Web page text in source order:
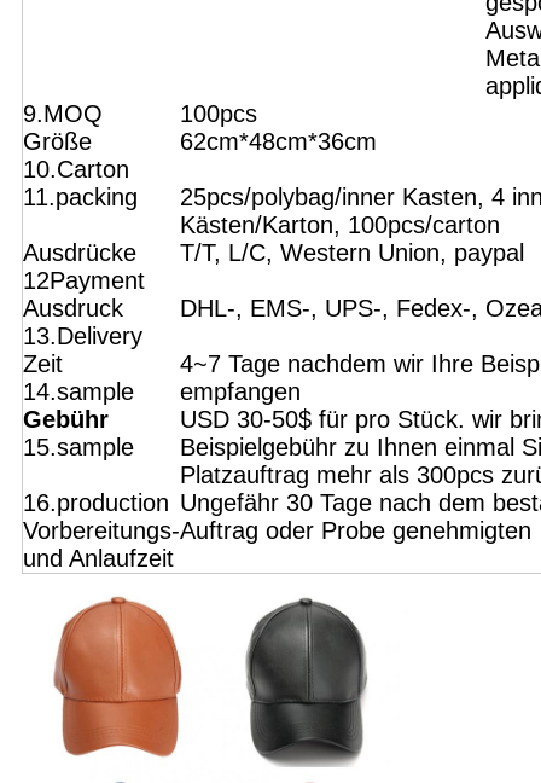
9.MOQ
100pcs
Größe
10.Carton
62cm*48cm*36cm
11.packing
25pcs/polybag/inner Kasten, 4
Kästen/Karton, 100pcs/carton
Ausdrücke
12Payment
T/T, L/C, Western Union, paypal
Ausdruck
13.Delivery
DHL-, EMS-, UPS-, Fedex-,
Zeit
14.sample
4~7 Tage nachdem wir Ihre
empfangen
Gebühr
15.sample
USD 30-50$ für pro Stück. wir
Beispielgebühr zu Ihnen einmal
Platzauftrag mehr als 300pcs
16.production
Vorbereitungs-
und Anlaufzeit
Ungefähr 30 Tage nach dem
Auftrag oder Probe genehmigten